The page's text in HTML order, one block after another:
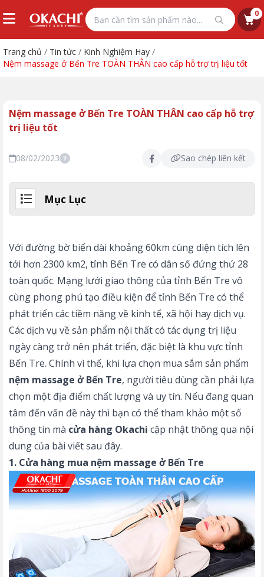
0
Trang chủ / Tin tức / Kinh Nghiệm Hay /
Nệm massage ở Bến Tre TOÀN THÂN cao cấp hỗ trợ trị liệu tốt
Nệm massage ở Bến Tre TOÀN THÂN cao cấp hỗ trợ
trị liệu tốt
08/02/2023 ? Sao chép liên kết
Mục Lục
Với đường bờ biển dài khoảng 60km cùng diện tích lên
tới hơn 2300 km2, tỉnh Bến Tre có dân số đứng thứ 28
toàn quốc. Mạng lưới giao thông của tỉnh Bến Tre vô
cùng phong phú tạo điều kiện để tỉnh Bến Tre có thể
phát triển các tiềm năng về kinh tế, xã hội hay dịch vụ.
Các dịch vụ về sản phẩm nội thất có tác dụng trị liệu
ngày càng trở nên phát triển, đặc biệt là khu vực tỉnh
Bến Tre. Chính vì thế, khi lựa chọn mua sắm sản phẩm
nệm massage ở Bến Tre, người tiêu dùng cần phải lựa
chọn một địa điểm chất lượng và uy tín. Nếu đang quan
tâm đến vấn đề này thì bạn có thể tham khảo một số
thông tin mà cửa hàng Okachi cập nhật thông qua nội
dung của bài viết sau đây.
1. Cửa hàng mua nệm massage ở Bến Tre